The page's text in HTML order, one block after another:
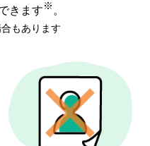
きます ※ 。
もあります